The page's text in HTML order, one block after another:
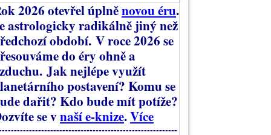
2026 otevřel úplněnovou éru.
astrologicky radikálně jiný než
období. V roce 2026 se
do éry ohně a
Jak nejlépe využít
postavení? Komu se
dařit? Kdo bude mít potíže?
se vnaší e-knize.Více